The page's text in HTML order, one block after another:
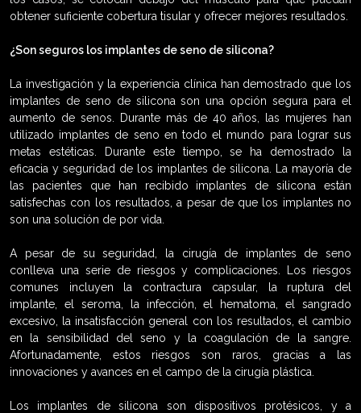
obtener suficiente cobertura tisular y ofrecer mejores resultados.
¿Son seguros los implantes de seno de silicona?
La investigación y la experiencia clínica han demostrado que los
implantes de seno de silicona son una opción segura para el
aumento de senos. Durante más de 40 años, las mujeres han
utilizado implantes de seno en todo el mundo para lograr sus
metas estéticas. Durante este tiempo, se ha demostrado la
eficacia y seguridad de los implantes de silicona. La mayoría de
las pacientes que han recibido implantes de silicona están
satisfechas con los resultados, a pesar de que los implantes no
son una solución de por vida.
A pesar de su seguridad, la cirugía de implantes de seno
conlleva una serie de riesgos y complicaciones. Los riesgos
comunes incluyen la contractura capsular, la ruptura del
implante, el seroma, la infección, el hematoma, el sangrado
excesivo, la insatisfacción general con los resultados, el cambio
en la sensibilidad del seno y la coagulación de la sangre.
Afortunadamente, estos riesgos son raros, gracias a las
innovaciones y avances en el campo de la cirugía plástica.
Los implantes de silicona son dispositivos protésicos, y a